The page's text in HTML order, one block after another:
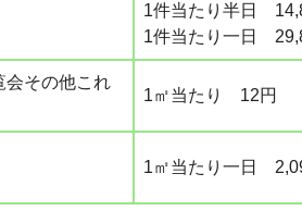
1件当たり半日
1件当たり一日
会その他これ
1㎡当たり 12円
1㎡当たり一日